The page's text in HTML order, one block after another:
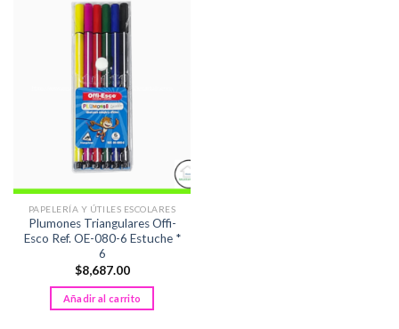
PAPELERÍA Y ÚTILES ESCOLARES
Plumones Triangulares Offi-
Esco Ref. OE-080-6 Estuche *
6
$8,687.00
Añadir al carrito